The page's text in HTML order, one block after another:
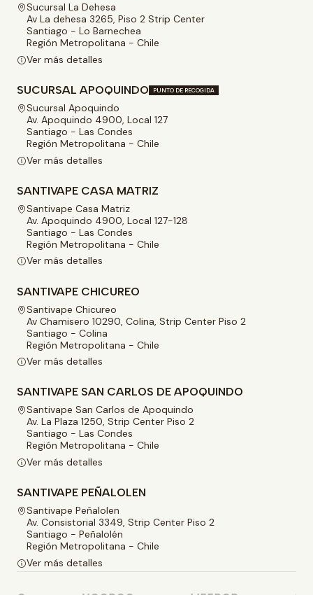
Sucursal La Dehesa
Av La dehesa 3265, Piso 2 Strip Center
Santiago - Lo Barnechea
Región Metropolitana - Chile
Ver más detalles
SUCURSAL APOQUINDO PUNTO DE RECOGIDA
Sucursal Apoquindo
Av. Apoquindo 4900, Local 127
Santiago - Las Condes
Región Metropolitana - Chile
Ver más detalles
SANTIVAPE CASA MATRIZ
Santivape Casa Matriz
Av. Apoquindo 4900, Local 127-128
Santiago - Las Condes
Región Metropolitana - Chile
Ver más detalles
SANTIVAPE CHICUREO
Santivape Chicureo
Av Chamisero 10290, Colina, Strip Center Piso 2
Santiago - Colina
Región Metropolitana - Chile
Ver más detalles
SANTIVAPE SAN CARLOS DE APOQUINDO
Santivape San Carlos de Apoquindo
Av. La Plaza 1250, Strip Center Piso 2
Santiago - Las Condes
Región Metropolitana - Chile
Ver más detalles
SANTIVAPE PEÑALOLEN
Santivape Peñalolen
Av. Consistorial 3349, Strip Center Piso 2
Santiago - Peñalolén
Región Metropolitana - Chile
Ver más detalles